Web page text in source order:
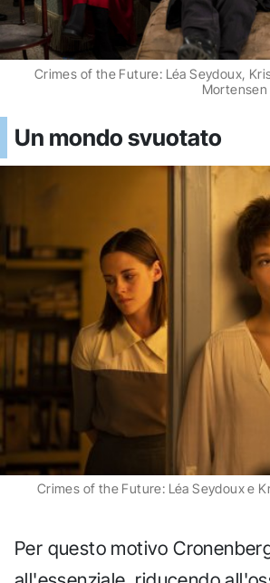
Crimes of the Future: Léa Seydoux,
Mortensen
Un mondo svuotato
Crimes of the Future: Léa Seydoux e
Per questo motivo